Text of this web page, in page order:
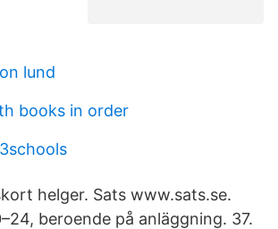
lund
books in order
helger. Sats www.sats.se.
beroende på anläggning. 37.